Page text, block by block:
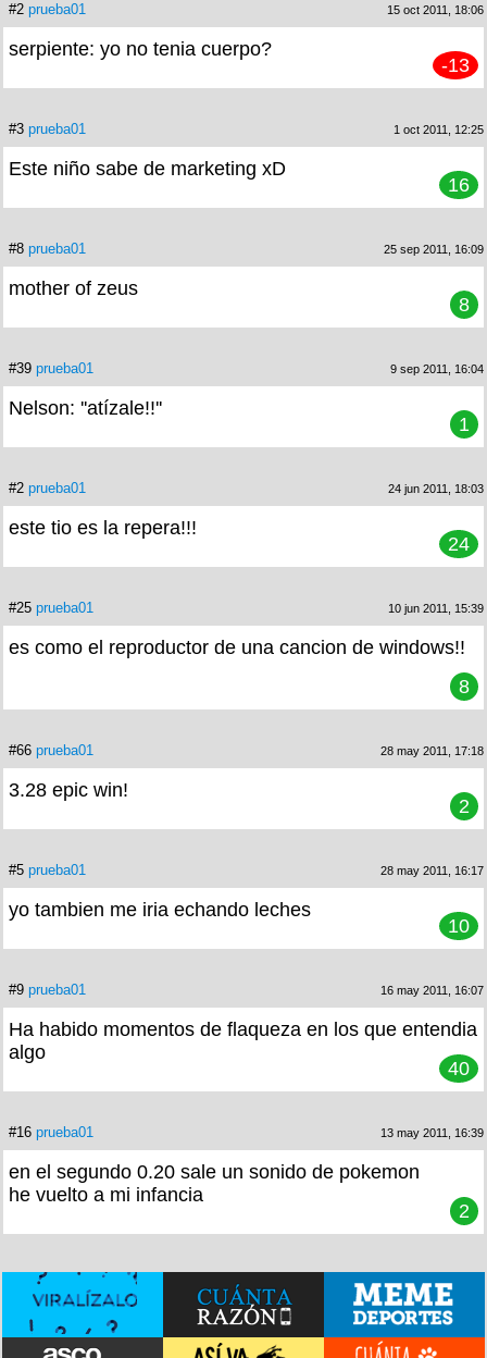
#2 prueba01 15 oct 2011, 18:06
serpiente: yo no tenia cuerpo?
-13
#3 prueba01 1 oct 2011, 12:25
Este niño sabe de marketing xD
16
#8 prueba01 25 sep 2011, 16:09
mother of zeus
8
#39 prueba01 9 sep 2011, 16:04
Nelson: ''atízale!!''
1
#2 prueba01 24 jun 2011, 18:03
este tio es la repera!!!
24
#25 prueba01 10 jun 2011, 15:39
es como el reproductor de una cancion de windows!!
8
#66 prueba01 28 may 2011, 17:18
3.28 epic win!
2
#5 prueba01 28 may 2011, 16:17
yo tambien me iria echando leches
10
#9 prueba01 16 may 2011, 16:07
Ha habido momentos de flaqueza en los que entendia
algo
40
#16 prueba01 13 may 2011, 16:39
en el segundo 0.20 sale un sonido de pokemon
he vuelto a mi infancia
2